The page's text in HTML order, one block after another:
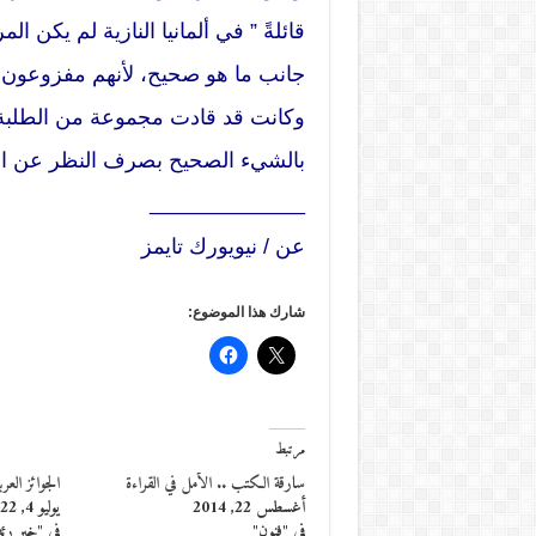
قائلةً ” في ألمانيا النازية لم يكن
جانب ما هو صحيح، لأنهم
وكانت قد قادت مجموعة من
بالشيء الصحيح بصرف النظر عن
عن / نيويورك تايمز
شارك هذا الموضوع:
مرتبط
سارقة الكتب .. الأمل في القراءة
أغسطس 22, 2014
الجوائز
يوليو 4, 2022